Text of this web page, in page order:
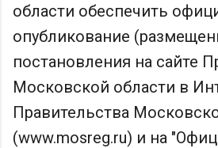
области обеспечить
опубликование
постановления на сайте
Московской области в
Правительства
(www.mosreg.ru) и на